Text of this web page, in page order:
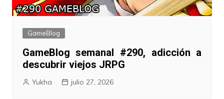
GameBlog
GameBlog semanal #290, adicción a
descubrir viejos JRPG
Yukha julio 27, 2026